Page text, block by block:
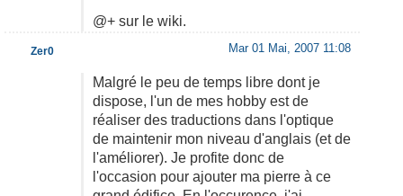
@+ sur le wiki.
Mar 01 Mai, 2007 11:08
Malgré le peu de temps libre dont je
dispose, l'un de mes hobby est de
réaliser des traductions dans l'optique
de maintenir mon niveau d'anglais (et de
l'améliorer). Je profite donc de
l'occasion pour ajouter ma pierre à ce
Zer0